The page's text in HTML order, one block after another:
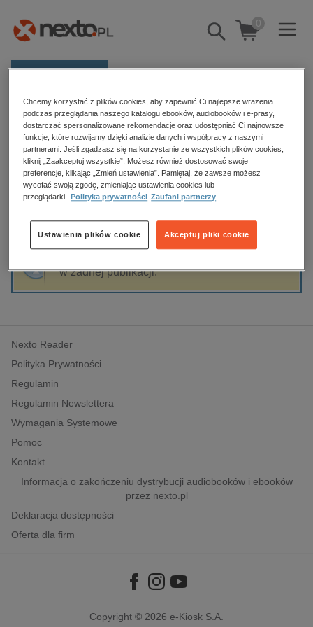
Pokaż/schowaj
wyszukiwarkę
0
Kategorie
Zobacz wszystkie E-prasa
budownictwo, aranżacja wnętrz
biznesowe, branżowe, gospodarka
dzienniki
edukacja
hobby, sport, rozrywka
komputery, internet, technologie, informatyka
polityka, społeczno-informacyjne
psychologiczne
inne
popularno-naukowe
historia
Strona główna Elana Gomel
Elana Gomel
Sortowanie Filtrowanie
w żadnej publikacji.
Nexto Reader
Polityka Prywatności
Regulamin
Regulamin Newslettera
Wymagania Systemowe
Pomoc
Kontakt
Informacja o zakończeniu dystrybucji audiobooków i ebooków
przez nexto.pl
Deklaracja dostępności
Oferta dla firm
Copyright © 2026 e-Kiosk S.A.
Chcemy korzystać z plików cookies, aby zapewnić Ci najlepsze wrażenia
podczas przeglądania naszego katalogu ebooków, audiobooków i e-prasy,
dostarczać spersonalizowane rekomendacje oraz udostępniać Ci najnowsze
funkcje, które rozwijamy dzięki analizie danych i współpracy z naszymi
partnerami. Jeśli zgadzasz się na korzystanie ze wszystkich plików cookies,
kliknij „Zaakceptuj wszystkie”. Możesz również dostosować swoje
preferencje, klikając „Zmień ustawienia”. Pamiętaj, że zawsze możesz
wycofać swoją zgodę, zmieniając ustawienia cookies lub
przeglądarki.
Polityka prywatności Zaufani partnerzy
Akceptuj pliki cookie
Ustawienia plików cookie